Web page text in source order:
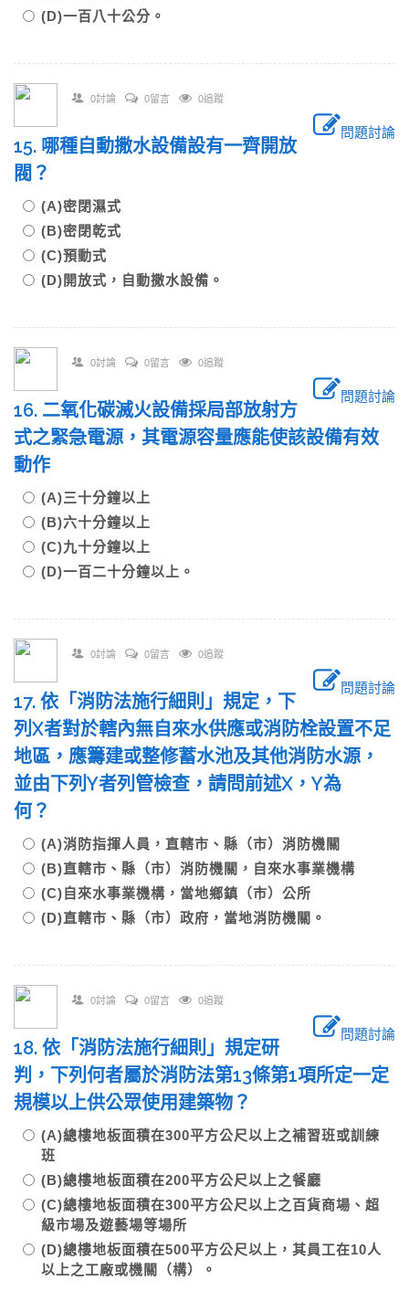
(D)一百八十公分。
0討論 0留言 0追蹤
問題討論
15. 哪種自動撒水設備設有一齊開放
閥？
(A)密閉濕式
(B)密閉乾式
(C)預動式
(D)開放式，自動撒水設備。
0討論 0留言 0追蹤
問題討論
16. 二氧化碳滅火設備採局部放射方
式之緊急電源，其電源容量應能使該設備有效
動作
(A)三十分鐘以上
(B)六十分鐘以上
(C)九十分鐘以上
(D)一百二十分鐘以上。
0討論 0留言 0追蹤
問題討論
17. 依「消防法施行細則」規定，下
列X者對於轄內無自來水供應或消防栓設置不足
地區，應籌建或整修蓄水池及其他消防水源，
並由下列Y者列管檢查，請問前述X，Y為
何？
(A)消防指揮人員，直轄市、縣（市）消防機關
(B)直轄市、縣（市）消防機關，自來水事業機構
(C)自來水事業機構，當地鄉鎮（市）公所
(D)直轄市、縣（市）政府，當地消防機關。
0討論 0留言 0追蹤
問題討論
18. 依「消防法施行細則」規定研
判，下列何者屬於消防法第13條第1項所定一定
規模以上供公眾使用建築物？
(A)總樓地板面積在300平方公尺以上之補習班或訓練
班
(B)總樓地板面積在200平方公尺以上之餐廳
(C)總樓地板面積在300平方公尺以上之百貨商場、超
級市場及遊藝場等場所
(D)總樓地板面積在500平方公尺以上，其員工在10人
以上之工廠或機關（構）。